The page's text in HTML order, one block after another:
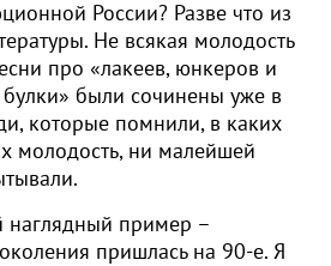
России? Разве что из
Не всякая молодость
про «лакеев, юнкеров и
булки» были сочинены уже в
которые помнили, в каких
молодость, ни малейшей
наглядный пример –
пришлась на 90-е. Я